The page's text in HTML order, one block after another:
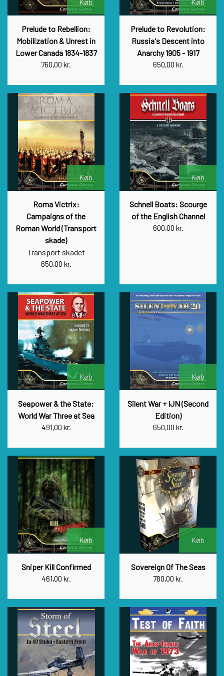
Prelude to Rebellion:
Mobilization & Unrest in
Lower Canada 1834-1837
760,00 kr.
Prelude to Revolution:
Russia's Descent into
Anarchy 1905 - 1917
650,00 kr.
Køb
Roma Victrix:
Campaigns of the
Roman World (Transport
skade)
Transport skadet
650,00 kr.
Køb
Schnell Boats: Scourge
of the English Channel
600,00 kr.
Køb
Seapower & the State:
World War Three at Sea
491,00 kr.
Køb
Silent War + IJN (Second
Edition)
650,00 kr.
Køb
Sniper Kill Confirmed
461,00 kr.
Køb
Sovereign Of The Seas
780,00 kr.